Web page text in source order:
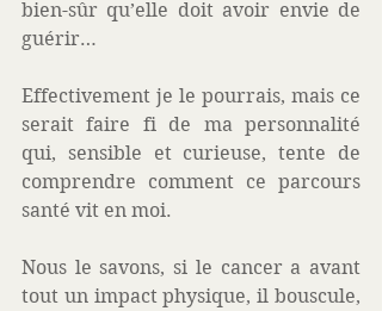
bien-sûr qu’elle doit avoir envie de
guérir…
Effectivement je le pourrais, mais ce
serait faire fi de ma personnalité
qui, sensible et curieuse, tente de
comprendre comment ce parcours
santé vit en moi.
Nous le savons, si le cancer a avant
tout un impact physique, il bouscule,